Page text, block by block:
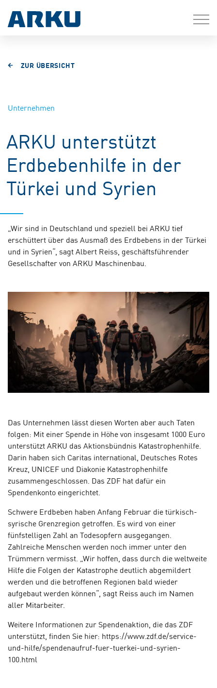
ZUR ÜBERSICHT
Unternehmen
ARKU unterstützt
Erdbebenhilfe in der
Türkei und Syrien
„Wir sind in Deutschland und speziell bei ARKU tief
erschüttert über das Ausmaß des Erdbebens in der Türkei
und in Syrien“, sagt Albert Reiss, geschäftsführender
Gesellschafter von ARKU Maschinenbau.
Das Unternehmen lässt diesen Worten aber auch Taten
folgen: Mit einer Spende in Höhe von insgesamt 1000 Euro
unterstützt ARKU das Aktionsbündnis Katastrophenhilfe.
Darin haben sich Caritas international, Deutsches Rotes
Kreuz, UNICEF und Diakonie Katastrophenhilfe
zusammengeschlossen. Das ZDF hat dafür ein
Spendenkonto eingerichtet.
Schwere Erdbeben haben Anfang Februar die türkisch-
syrische Grenzregion getroffen. Es wird von einer
fünfstelligen Zahl an Todesopfern ausgegangen.
Zahlreiche Menschen werden noch immer unter den
Trümmern vermisst. „Wir hoffen, dass durch die weltweite
Hilfe die Folgen der Katastrophe deutlich abgemildert
werden und die betroffenen Regionen bald wieder
aufgebaut werden können“, sagt Reiss auch im Namen
aller Mitarbeiter.
Weitere Informationen zur Spendenaktion, die das ZDF
unterstützt, finden Sie hier: https://www.zdf.de/service-
und-hilfe/spendenaufruf-fuer-tuerkei-und-syrien-
100.html